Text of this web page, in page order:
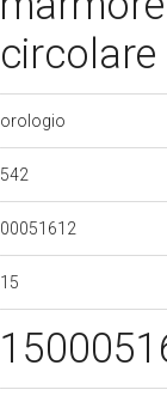
orologio
542
00051612
15